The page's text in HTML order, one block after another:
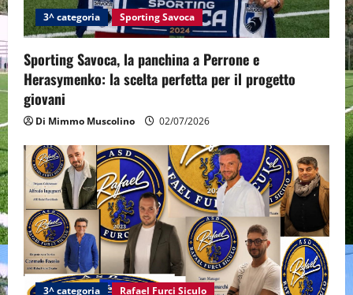
3^ categoria Sporting Savoca
Sporting Savoca, la panchina a Perrone e
Herasymenko: la scelta perfetta per il progetto
giovani
Di Mimmo Muscolino 02/07/2026
3^ categoria Rafael Furci Siculo